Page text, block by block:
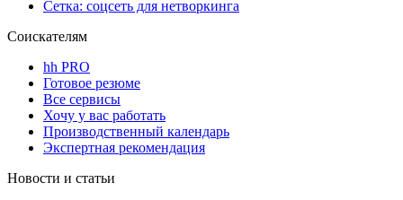
Сетка: соцсеть для нетворкинга
Соискателям
hh PRO
Готовое резюме
Все сервисы
Хочу у вас работать
Производственный календарь
Экспертная рекомендация
Новости и статьи